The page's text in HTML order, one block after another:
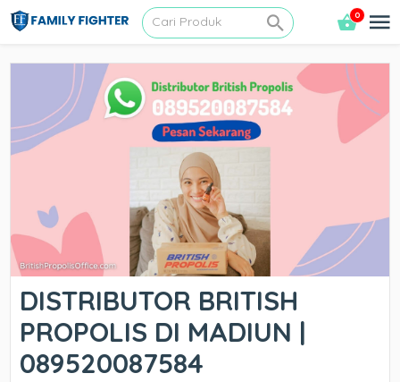
0
DISTRIBUTOR BRITISH
PROPOLIS DI MADIUN |
089520087584